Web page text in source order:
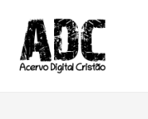
para
conteúdo